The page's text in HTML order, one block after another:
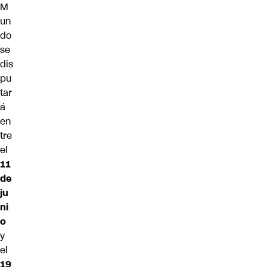
M
un
do
se
dis
pu
tar
á
en
tre
el
11
de
ju
ni
o
y
el
19